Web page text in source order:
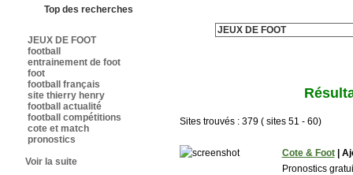
Top des recherches
JEUX DE FOOT
football
entrainement de foot
foot
football français
site thierry henry
football actualité
football compétitions
cote et match
pronostics
Voir la suite
Sites trouvés : 379 ( sites 51 - 60)
Cote & Foot|
Pronostics